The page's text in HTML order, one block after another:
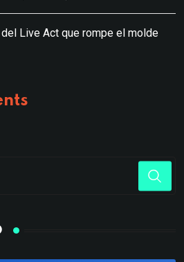
Live Act que rompe el molde